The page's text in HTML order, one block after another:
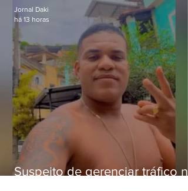
Suspeito de gerenciar tráfico na
Jornal Daki
há 13 horas